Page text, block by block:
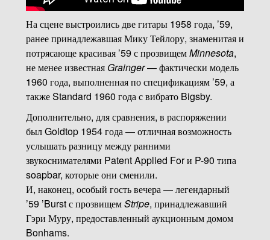
На сцене выстроились две гитары 1958 года, ’59,
ранее принадлежавшая Мику Тейлору, знаменитая и
потрясающе красивая ’59 с прозвищемMinnesota,
не менее известная Grainger— фактически модель
1960 года, выполненная по спецификациям ’59, а
также Standard 1960 года с вибрато Bigsby.
Дополнительно, для сравнения, в распоряжении
был Goldtop 1954 года — отличная возможность
услышать разницу между ранними
звукоснимателями Patent Applied For и P-90 типа
soapbar, которые они сменили.
И, наконец, особый гость вечера — легендарный
’59 ’Burst с прозвищемStripe, принадлежавший
Гэри Муру, предоставленный аукционным домом
Bonhams.